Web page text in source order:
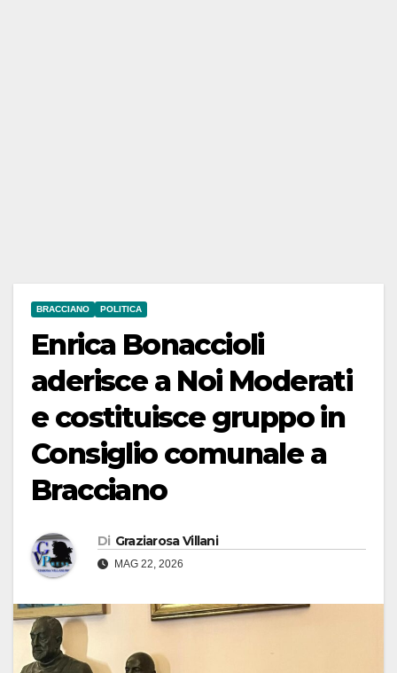
BRACCIANO POLITICA
Enrica Bonaccioli
aderisce a Noi Moderati
e costituisce gruppo in
Consiglio comunale a
Bracciano
Di Graziarosa Villani
MAG 22, 2026